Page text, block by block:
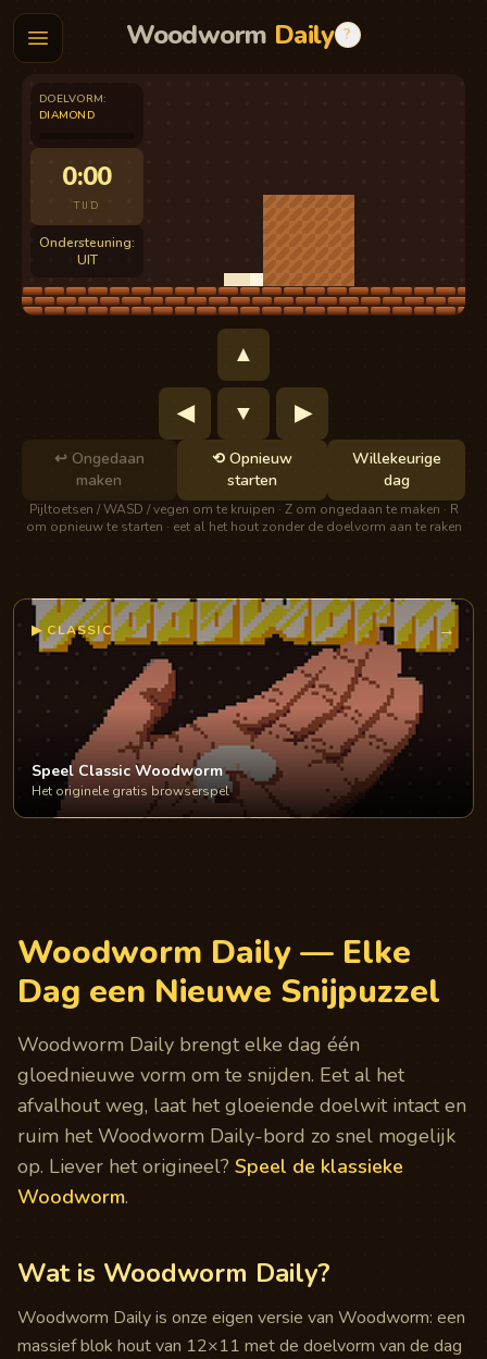
Woodworm Daily ?
DOELVORM:
DIAMOND
0:00
TIJD
Ondersteuning:
UIT
▲
◀
▼ ▶
↩ Ongedaan
maken
⟲Opnieuw
starten
Willekeurige
dag
Pijltoetsen / WASD / vegen om te kruipen · Z om ongedaan te maken · R
om opnieuw te starten · eet al het hout zonder de doelvorm aan te raken
▶ CLASSIC →
Speel Classic Woodworm
Het originele gratis browserspel
Woodworm Daily — Elke
Dag een Nieuwe Snijpuzzel
Woodworm Daily brengt elke dag één
gloednieuwe vorm om te snijden. Eet al het
afvalhout weg, laat het gloeiende doelwit intact en
ruim het Woodworm Daily-bord zo snel mogelijk
op. Liever het origineel? Speel de klassieke
Woodworm.
Wat is Woodworm Daily?
Woodworm Daily is onze eigen versie van Woodworm: een
massief blok hout van 12×11 met de doelvorm van de dag